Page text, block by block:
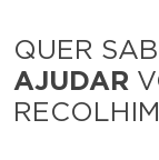
QUER
AJUDAR